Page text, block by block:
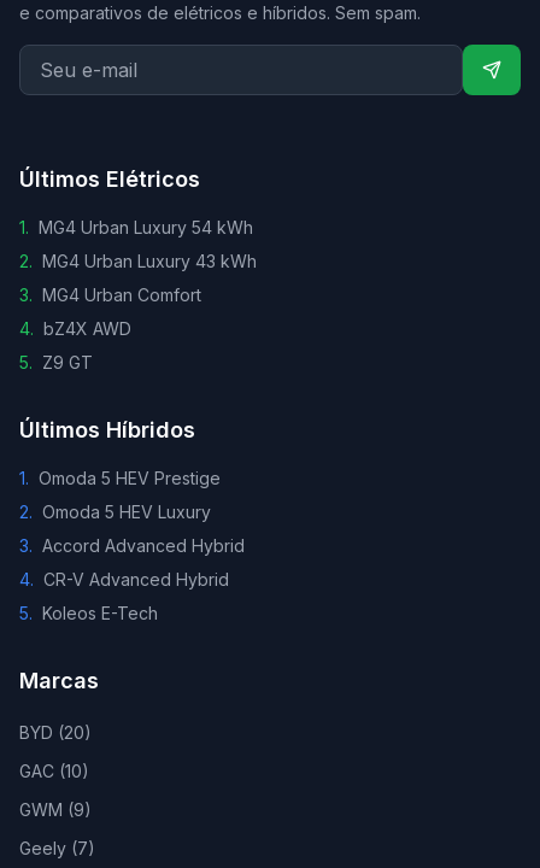
e comparativos de elétricos e híbridos. Sem spam.
Últimos Elétricos
1. MG4 Urban Luxury 54 kWh
2. MG4 Urban Luxury 43 kWh
3. MG4 Urban Comfort
4. bZ4X AWD
5. Z9 GT
Últimos Híbridos
1. Omoda 5 HEV Prestige
2. Omoda 5 HEV Luxury
3. Accord Advanced Hybrid
4. CR-V Advanced Hybrid
5. Koleos E-Tech
Marcas
BYD (20)
GAC (10)
GWM (9)
Geely (7)